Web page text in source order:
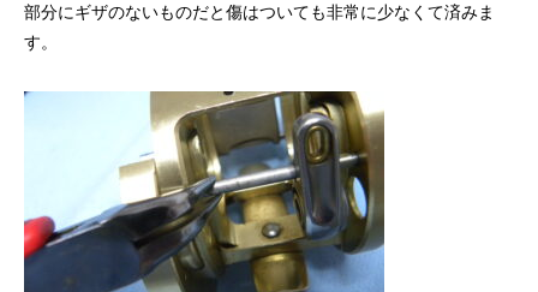
部分にギザのないものだと傷はついても非常に少なくて済みま
す。